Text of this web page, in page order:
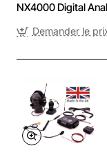
NX4000 Digital
Demander le